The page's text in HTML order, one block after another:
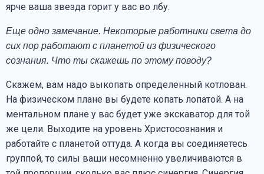
ярче ваша звезда горит у вас во лбу.
Еще одно замечание. Некоторые работники света до
сих пор работают с планетой из физического
сознания. Что ты скажешь по этому поводу?
Скажем, вам надо выкопать определенный котлован.
На физическом плане вы будете копать лопатой. А на
ментальном плане у вас будет уже экскаватор для той
же цели. Выходите на уровень Христосознания и
работайте с планетой оттуда. А когда вы соединяетесь
группой, то силы ваши несомненно увеличиваются в